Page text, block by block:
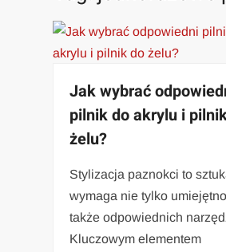
Jak wybrać
pilnik do akrylu i
żelu?
Stylizacja paznokci to
wymaga nie tylko
także odpowiednich
Kluczowym elementem